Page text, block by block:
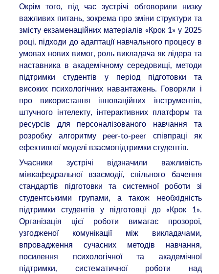
Окрім того, під час зустрічі обговорили низку
важливих питань, зокрема про зміни структури та
змісту екзаменаційних матеріалів «Крок 1» у 2025
році, підходи до адаптації навчального процесу в
умовах нових вимог, роль викладача як лідера та
наставника в академічному середовищі, методи
підтримки студентів у період підготовки та
високих психологічних навантажень. Говорили і
про використання інноваційних інструментів,
штучного інтелекту, інтерактивних платформ та
ресурсів для персоналізованого навчання та
розробку алгоритму peer-to-peer співпраці як
ефективної моделі взаємопідтримки студентів.
Учасники зустрічі відзначили важливість
міжкафедральної взаємодії, спільного бачення
стандартів підготовки та системної роботи зі
студентськими групами, а також необхідність
підтримки студентів у підготовці до «Крок 1».
Організація цієї роботи вимагає прозорої,
узгодженої комунікації між викладачами,
впровадження сучасних методів навчання,
посилення психологічної та академічної
підтримки, систематичної роботи над